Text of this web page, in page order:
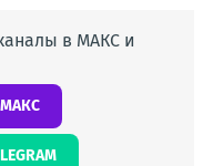
в МАКС и